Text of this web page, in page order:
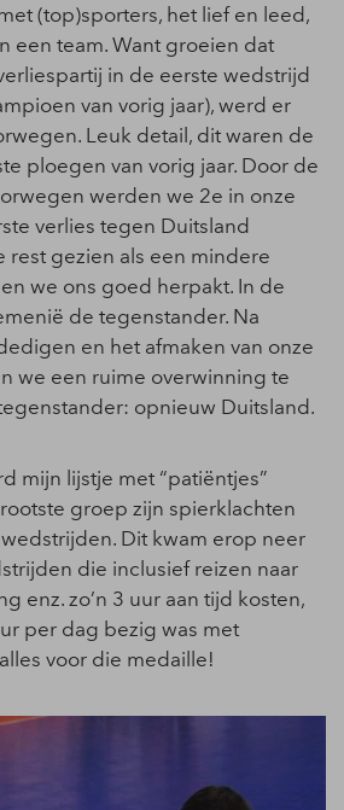
(top)sporters, het lief en leed,
een team. Want groeien dat
in de eerste wedstrijd
van vorig jaar), werd er
Leuk detail, dit waren de
ploegen van vorig jaar. Door de
werden we 2e in onze
verlies tegen Duitsland
gezien als een mindere
we ons goed herpakt. In de
de tegenstander. Na
en het afmaken van onze
we een ruime overwinning te
opnieuw Duitsland.
mijn lijstje met “patiëntjes”
groep zijn spierklachten
Dit kwam erop neer
die inclusief reizen naar
enz. zo’n 3 uur aan tijd kosten,
per dag bezig was met
voor die medaille!